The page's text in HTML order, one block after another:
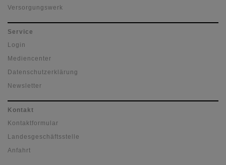
Versorgungswerk
Service
Login
Mediencenter
Datenschutzerklärung
Newsletter
Kontakt
Kontaktformular
Landesgeschäftsstelle
Anfahrt